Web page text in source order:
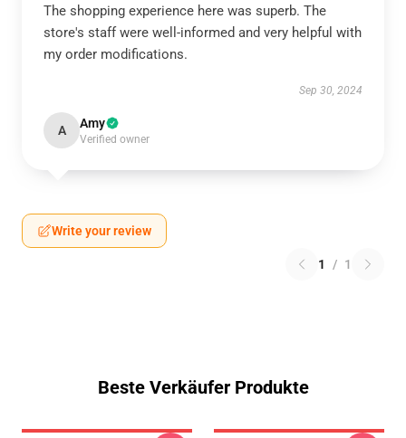
The shopping experience here was superb. The
store's staff were well-informed and very helpful with
my order modifications.
Sep 30, 2024
A Amy
Verified owner
Write your review
1 / 1
Beste Verkäufer Produkte